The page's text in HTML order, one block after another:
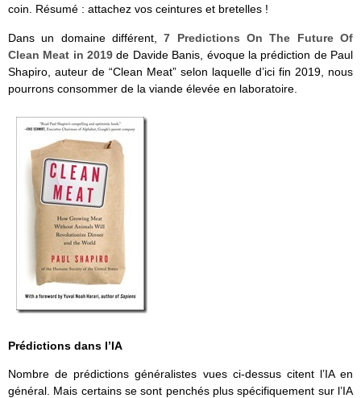
coin. Résumé : attachez vos ceintures et bretelles !
Dans un domaine différent,7 Predictions On The Future Of
Clean Meat in 2019 de Davide Banis, évoque la prédiction de Paul
Shapiro, auteur de “Clean Meat” selon laquelle d’ici fin 2019, nous
pourrons consommer de la viande élevée en laboratoire.
Prédictions dans l’IA
Nombre de prédictions généralistes vues ci-dessus citent l’IA en
général. Mais certains se sont penchés plus spécifiquement sur l’IA